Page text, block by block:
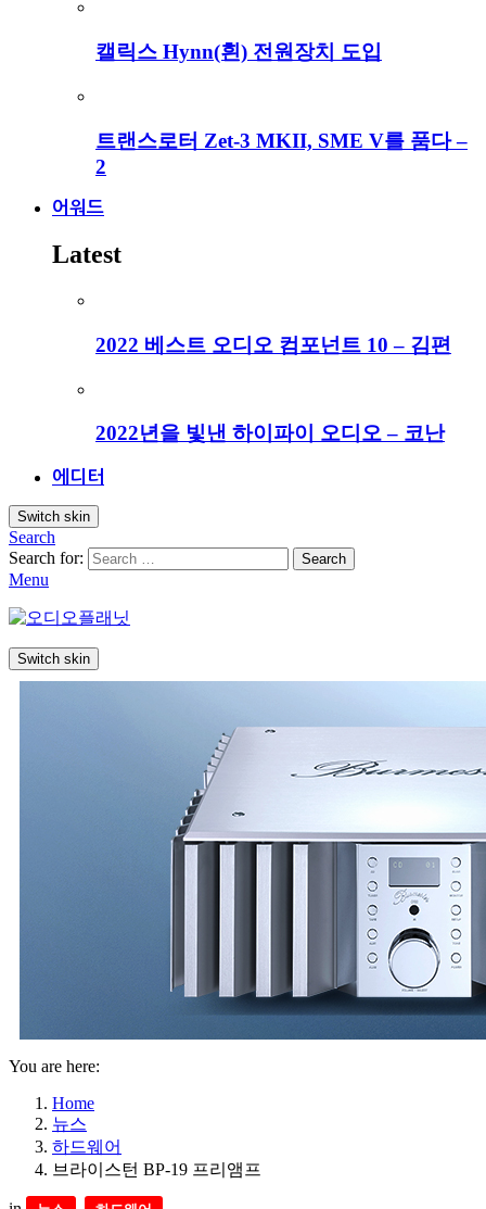
캘릭스 Hynn(흰) 전원장치 도입
트랜스로터 Zet-3 MKII, SME V를 품다 –
2
어워드
Latest
2022 베스트 오디오 컴포넌트 10 – 김편
2022년을 빛낸 하이파이 오디오 – 코난
에디터
Switch skin
Search
Search for:
Search
Menu
Switch skin
You are here:
Home
뉴스
하드웨어
브라이스턴 BP-19 프리앰프